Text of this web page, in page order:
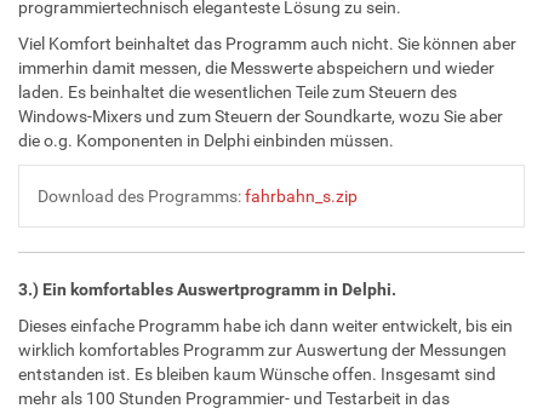
programmiertechnisch eleganteste Lösung zu sein.
Viel Komfort beinhaltet das Programm auch nicht. Sie können aber
immerhin damit messen, die Messwerte abspeichern und wieder
laden. Es beinhaltet die wesentlichen Teile zum Steuern des
Windows-Mixers und zum Steuern der Soundkarte, wozu Sie aber
die o.g. Komponenten in Delphi einbinden müssen.
Download des Programms:fahrbahn_s.zip
3.) Ein komfortables Auswertprogramm in Delphi.
Dieses einfache Programm habe ich dann weiter entwickelt, bis ein
wirklich komfortables Programm zur Auswertung der Messungen
entstanden ist. Es bleiben kaum Wünsche offen. Insgesamt sind
mehr als 100 Stunden Programmier- und Testarbeit in das